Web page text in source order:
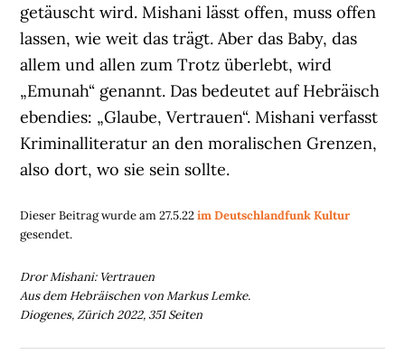
getäuscht wird. Mishani lässt offen, muss offen
lassen, wie weit das trägt. Aber das Baby, das
allem und allen zum Trotz überlebt, wird
„Emunah“ genannt. Das bedeutet auf Hebräisch
ebendies: „Glaube, Vertrauen“. Mishani verfasst
Kriminalliteratur an den moralischen Grenzen,
also dort, wo sie sein sollte.
Dieser Beitrag wurde am 27.5.22im Deutschlandfunk Kultur
gesendet.
Dror Mishani: Vertrauen
Aus dem Hebräischen von Markus Lemke.
Diogenes, Zürich 2022, 351 Seiten